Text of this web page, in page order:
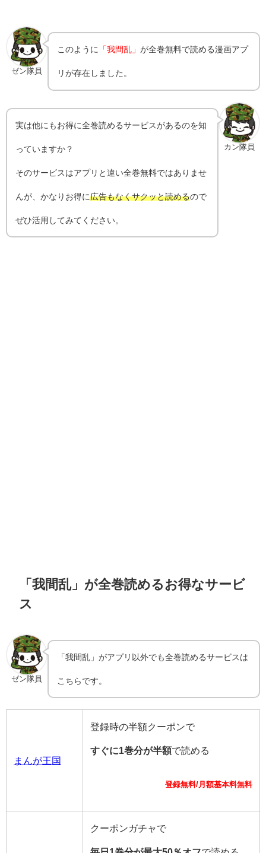
ゼン隊員
このように 「我間乱」が全巻無料で読める漫画アプ
リが存在しました。
カン隊員
実は他にもお得に全巻読めるサービスがあるのを知
っていますか？
そのサービスはアプリと違い全巻無料ではありませ
んが、かなりお得に広告もなくサクッと読めるので
ぜひ活用してみてください。
「我間乱」が全巻読めるお得なサービ
ス
ゼン隊員
「我間乱」がアプリ以外でも全巻読めるサービスは
こちらです。
まんが王国
登録時の半額クーポンで
すぐに1巻分が半額で読める
登録無料/月額基本料無料
クーポンガチャで